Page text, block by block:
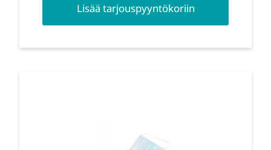
Lisää tarjouspyyntökoriin